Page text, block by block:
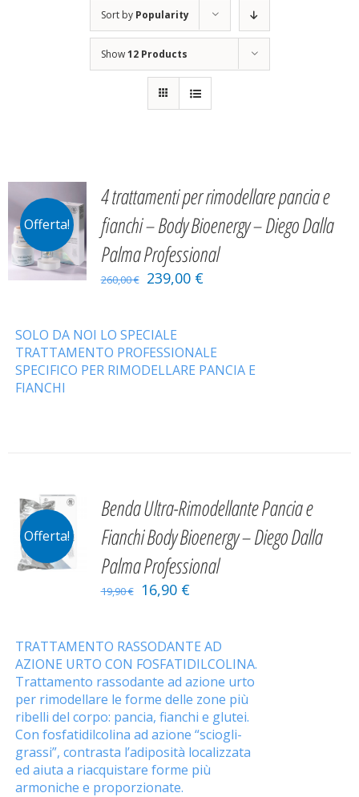
Sort by Popularity
Show12 Products
Offerta!
4 trattamenti per rimodellare pancia e
fianchi – Body Bioenergy – Diego Dalla
Palma Professional
260,00€ 239,00 €
SOLO DA NOI LO SPECIALE
TRATTAMENTO PROFESSIONALE
SPECIFICO PER RIMODELLARE PANCIA E
FIANCHI
Offerta!
Benda Ultra-Rimodellante Pancia e
Fianchi Body Bioenergy – Diego Dalla
Palma Professional
19,90€ 16,90 €
TRATTAMENTO RASSODANTE AD
AZIONE URTO CON FOSFATIDILCOLINA.
Trattamento rassodante ad azione urto
per rimodellare le forme delle zone più
ribelli del corpo: pancia, fianchi e glutei.
Con fosfatidilcolina ad azione “sciogli-
grassi”, contrasta l’adiposità localizzata
ed aiuta a riacquistare forme più
armoniche e proporzionate.